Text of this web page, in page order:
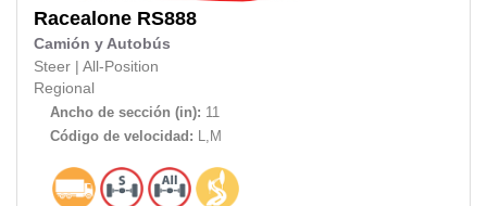
Racealone RS888
Camión y Autobús
Steer
All-Position
Regional
Ancho de sección (in): 11
Código de velocidad: L,M